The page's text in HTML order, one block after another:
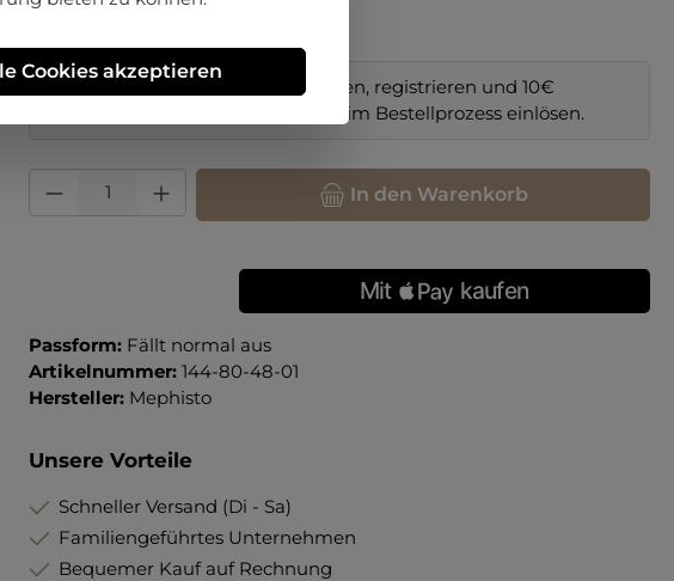
9 9½
Erstmalig im Online-Shop bestellen, registrieren und 10€
im Bestellprozess einlösen.
Produkt Anzahl: Gib den gewünschten Wert ein oder benutze die
In den Warenkorb
Passform: Fällt normal aus
Artikelnummer: 144-80-48-01
Hersteller: Mephisto
Unsere Vorteile
Schneller Versand (Di - Sa)
Familiengeführtes Unternehmen
Bequemer Kauf auf Rechnung
Cookies akzeptieren